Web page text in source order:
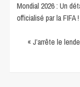
Mondial 2026 : Un
officialisé par la FIFA !
« J’arrête le